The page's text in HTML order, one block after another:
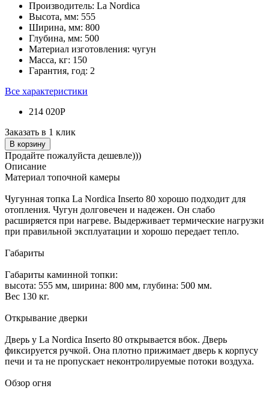
Производитель: La Nordica
Высота, мм: 555
Ширина, мм: 800
Глубина, мм: 500
Материал изготовления: чугун
Масса, кг: 150
Гарантия, год: 2
Все характеристики
214 020Р
Заказать в 1 клик
В корзину
Продайте пожалуйста дешевле)))
Описание
Материал топочной камеры
Чугунная топка La Nordica Inserto 80 хорошо подходит для
отопления. Чугун долговечен и надежен. Он слабо
расширяется при нагреве. Выдерживает термические нагрузки
при правильной эксплуатации и хорошо передает тепло.
Габариты
Габариты каминной топки:
высота: 555 мм, ширина: 800 мм, глубина: 500 мм.
Вес 130 кг.
Открывание дверки
Дверь у La Nordica Inserto 80 открывается вбок. Дверь
фиксируется ручкой. Она плотно прижимает дверь к корпусу
печи и та не пропускает неконтролируемые потоки воздуха.
Обзор огня